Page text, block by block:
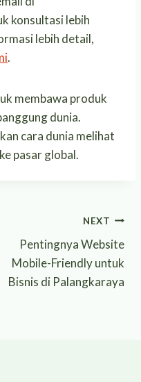
konsultasi lebih
lebih detail,
.
membawa produk
dunia.
cara dunia melihat
pasar global.
NEXT
Pentingnya Website
Mobile-Friendly untuk
Bisnis di Palangkaraya